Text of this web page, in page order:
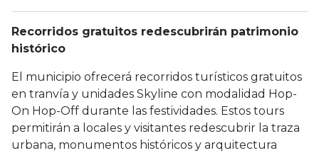
Recorridos gratuitos redescubrirán patrimonio
histórico
El municipio ofrecerá recorridos turísticos gratuitos
en tranvía y unidades Skyline con modalidad Hop-
On Hop-Off durante las festividades. Estos tours
permitirán a locales y visitantes redescubrir la traza
urbana, monumentos históricos y arquitectura